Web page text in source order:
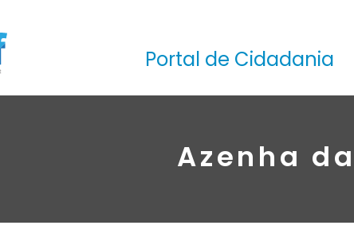
Portal de Cidadania
Azenha